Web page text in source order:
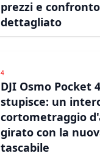
prezzi e
dettagliato
4
DJI Osmo Pocket
stupisce: un
cortometraggio
girato con la
tascabile